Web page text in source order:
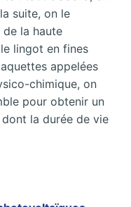
suite, on le
la haute
lingot en fines
appelées
chimique, on
pour obtenir un
la durée de vie